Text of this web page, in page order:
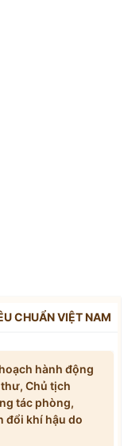
CHUẨN VIỆT NAM
hành động
Chủ tịch
tác phòng,
đổi khí hậu do